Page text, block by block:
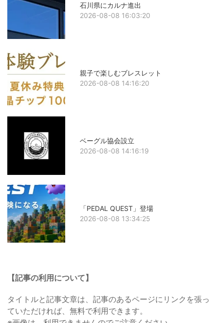
石川県にカルナ進出
2026-08-08 16:03:20
親子で楽しむブレスレット
2026-08-08 14:16:20
ベーグル協会設立
2026-08-08 14:16:19
「PEDAL QUEST」登場
2026-08-08 13:34:25
【記事の利用について】
タイトルと記事文章は、記事のあるページにリンクを張っ
ていただければ、無料で利用できます。